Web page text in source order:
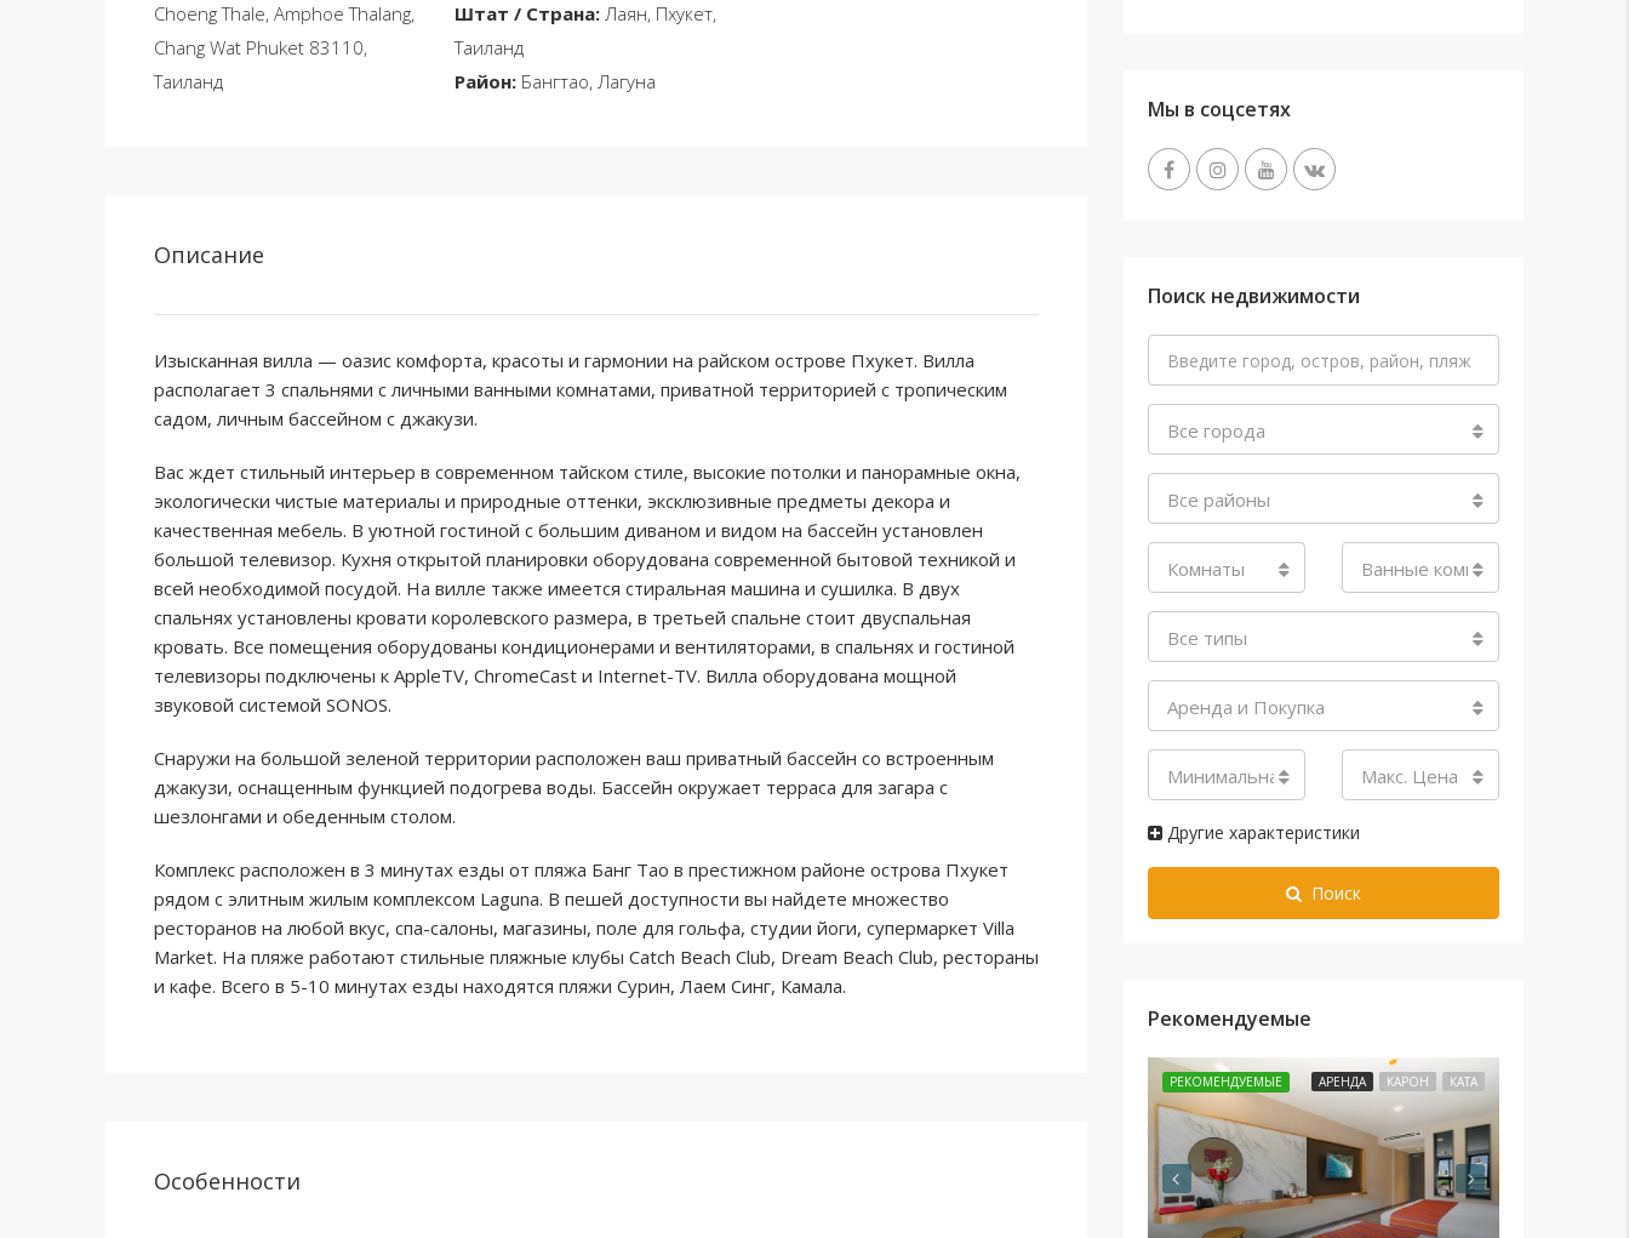
Choeng Thale, Amphoe Thalang,
Chang Wat Phuket 83110,
Таиланд
Штат / Страна: Лаян, Пхукет,
Таиланд
Район: Бангтао, Лагуна
Описание
Изысканная вилла — оазис комфорта, красоты и гармонии на райском острове Пхукет. Вилла
располагает 3 спальнями с личными ванными комнатами, приватной территорией с тропическим
садом, личным бассейном с джакузи.
Вас ждет стильный интерьер в современном тайском стиле, высокие потолки и панорамные окна,
экологически чистые материалы и природные оттенки, эксклюзивные предметы декора и
качественная мебель. В уютной гостиной с большим диваном и видом на бассейн установлен
большой телевизор. Кухня открытой планировки оборудована современной бытовой техникой и
всей необходимой посудой. На вилле также имеется стиральная машина и сушилка. В двух
спальнях установлены кровати королевского размера, в третьей спальне стоит двуспальная
кровать. Все помещения оборудованы кондиционерами и вентиляторами, в спальнях и гостиной
телевизоры подключены к AppleTV, ChromeCast и Internet-TV. Вилла оборудована мощной
звуковой системой SONOS.
Снаружи на большой зеленой территории расположен ваш приватный бассейн со встроенным
джакузи, оснащенным функцией подогрева воды. Бассейн окружает терраса для загара с
шезлонгами и обеденным столом.
Комплекс расположен в 3 минутах езды от пляжа Банг Тао в престижном районе острова Пхукет
рядом с элитным жилым комплексом Laguna. В пешей доступности вы найдете множество
ресторанов на любой вкус, спа-салоны, магазины, поле для гольфа, студии йоги, супермаркет Villa
Market. На пляже работают стильные пляжные клубы Catch Beach Club, Dream Beach Club, рестораны
и кафе. Всего в 5-10 минутах езды находятся пляжи Сурин, Лаем Синг, Камала.
Особенности
Мы в соцсетях
Поиск недвижимости
Все города
Все районы
Комнаты Ванные комнаты
Все типы
Аренда и Покупка
Минимальная цена Макс. Цена
Другие характеристики
Поиск
Рекомендуемые
РЕКОМЕНДУЕМЫЕ АРЕНДА КАРОН КАТА